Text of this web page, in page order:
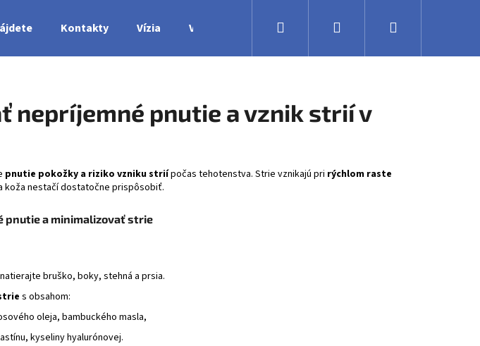
Kontakty Vízia Výroba Obchodné podmienky Veľkoobchodná
Prihlásenie
nepríjemné pnutie a vznik strií v
pnutie pokožky a riziko vzniku striípočas tehotenstva. Strie vznikajú pri rýchlom raste
koža nestačí dostatočne prispôsobiť.
pnutie a minimalizovať strie
bruško, boky, stehná a prsia.
s obsahom:
oleja, bambuckého masla,
kyseliny hyalurónovej.
HĽADAŤ